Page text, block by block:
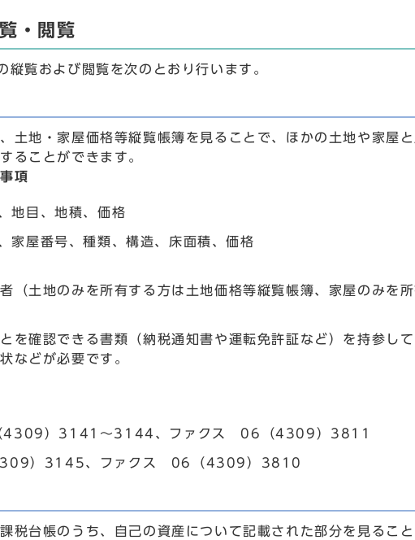
・閲覧
縦覧および閲覧を次のとおり行います。
土地・家屋価格等縦覧帳簿を見ることで、ほかの土地や家屋
ることができます。
項
地目、地積、価格
家屋番号、種類、構造、床面積、価格
（土地のみを所有する方は土地価格等縦覧帳簿、家屋のみを
を確認できる書類（納税通知書や運転免許証など）を持参し
などが必要です。
4309）3141～3144、ファクス 06（4309）3811
）3145、ファクス 06（4309）3810
税台帳のうち、自己の資産について記載された部分を見ること